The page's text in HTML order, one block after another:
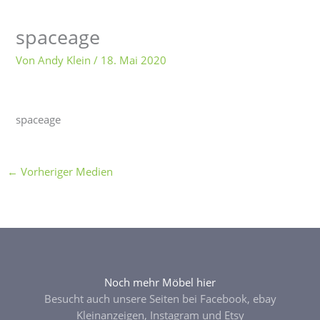
spaceage
VonAndy Klein/ 18. Mai 2020
spaceage
← Vorheriger Medien
Noch mehr Möbel hier
Besucht auch unsere Seiten bei Facebook, ebay
Kleinanzeigen, Instagram und Etsy